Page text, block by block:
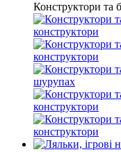
Конструктори та
конструктори
конструктори
шурупах
конструктори
конструктори